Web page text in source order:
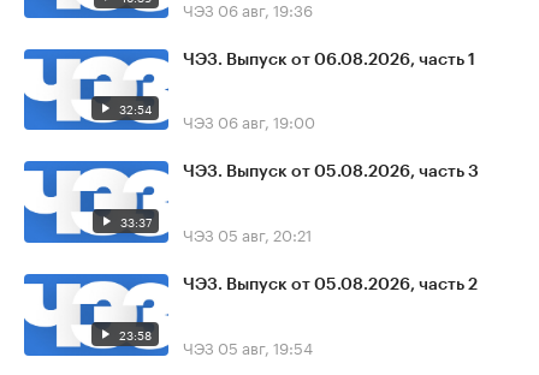
ЧЭЗ 06 авг, 19:36
32:54
ЧЭЗ. Выпуск от 06.08.2026, часть 1
ЧЭЗ 06 авг, 19:00
33:37
ЧЭЗ. Выпуск от 05.08.2026, часть 3
ЧЭЗ 05 авг, 20:21
23:58
ЧЭЗ. Выпуск от 05.08.2026, часть 2
ЧЭЗ 05 авг, 19:54